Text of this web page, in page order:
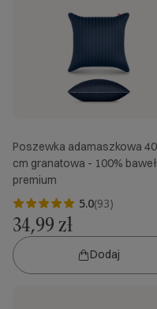
Poszewka adamaszkowa
cm granatowa - 100%
premium
5.0(93)
34,99 zł
Dodaj